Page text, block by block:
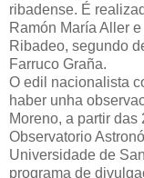
ribadense. É
Ramón María Aller
Ribadeo, segundo
Farruco Graña.
O edil nacionalista
haber unha
Moreno, a partir
Observatorio
Universidade de
programa de